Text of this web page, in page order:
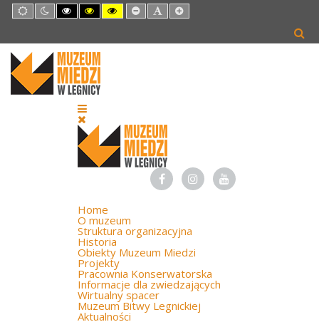
Default
mode
Night
mode
High
Contrast
mode
High
Contrast
mode
High
Contrast
mode
Set
Smaller
Set
Default
Set
Larger
Home
O muzeum
Struktura organizacyjna
Historia
Obiekty Muzeum Miedzi
Projekty
Pracownia Konserwatorska
Informacje dla zwiedzających
Wirtualny spacer
Muzeum Bitwy Legnickiej
Aktualności